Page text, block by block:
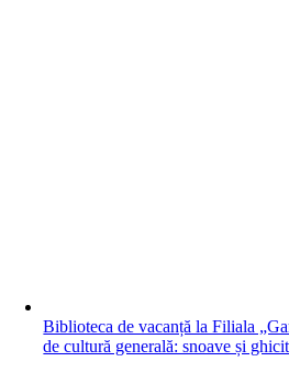
Biblioteca de vacanță la Filiala
de cultură generală: snoave și